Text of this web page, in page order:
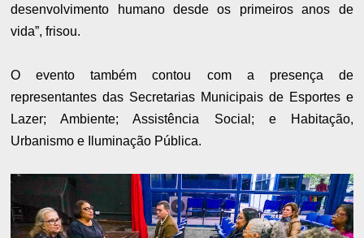
desenvolvimento humano desde os primeiros anos de
vida”, frisou.
O evento também contou com a presença de
representantes das Secretarias Municipais de Esportes e
Lazer; Ambiente; Assistência Social; e Habitação,
Urbanismo e Iluminação Pública.